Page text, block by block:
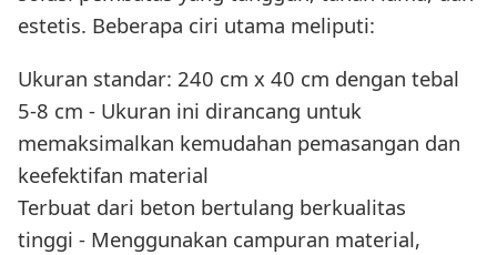
estetis. Beberapa ciri utama meliputi:
Ukuran standar: 240 cm x 40 cm dengan tebal
5-8 cm - Ukuran ini dirancang untuk
memaksimalkan kemudahan pemasangan dan
keefektifan material
Terbuat dari beton bertulang berkualitas
tinggi - Menggunakan campuran material,